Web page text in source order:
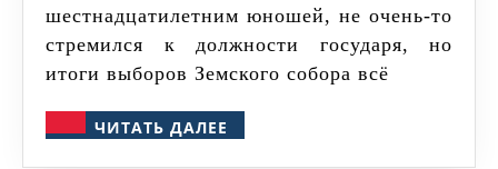
шестнадцатилетним юношей, не очень-то
стремился к должности государя, но
итоги выборов Земского собора всё
ЧИТАТЬ ДАЛЕЕ
ДАЛЕЕ